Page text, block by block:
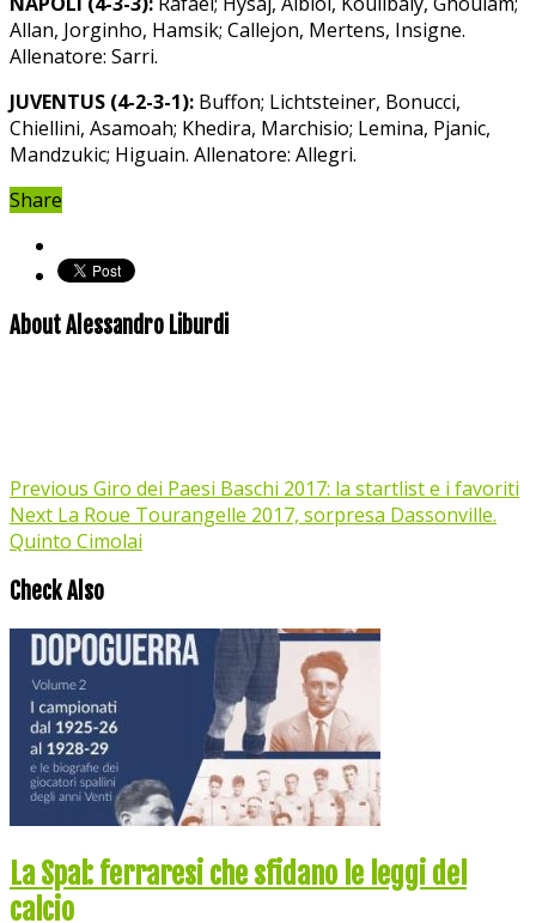
Allan, Jorginho, Hamsik; Callejon, Mertens, Insigne.
Allenatore: Sarri.
JUVENTUS (4-2-3-1): Buffon; Lichtsteiner, Bonucci,
Chiellini, Asamoah; Khedira, Marchisio; Lemina, Pjanic,
Mandzukic; Higuain. Allenatore: Allegri.
Share
About Alessandro Liburdi
Previous Giro dei Paesi Baschi 2017: la startlist e i favoriti
Next La Roue Tourangelle 2017, sorpresa Dassonville.
Quinto Cimolai
Check Also
La Spal: ferraresi che sfidano le leggi del
calcio